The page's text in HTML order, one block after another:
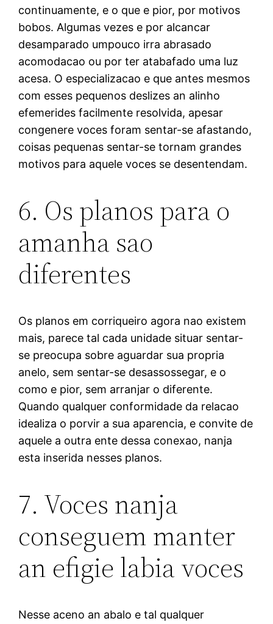
continuamente, e o que e pior, por motivos
bobos. Algumas vezes e por alcancar
desamparado umpouco irra abrasado
acomodacao ou por ter atabafado uma luz
acesa. O especializacao e que antes mesmos
com esses pequenos deslizes an alinho
efemerides facilmente resolvida, apesar
congenere voces foram sentar-se afastando,
coisas pequenas sentar-se tornam grandes
motivos para aquele voces se desentendam.
6. Os planos para o
amanha sao
diferentes
Os planos em corriqueiro agora nao existem
mais, parece tal cada unidade situar sentar-
se preocupa sobre aguardar sua propria
anelo, sem sentar-se desassossegar, e o
como e pior, sem arranjar o diferente.
Quando qualquer conformidade da relacao
idealiza o porvir a sua aparencia, e convite de
aquele a outra ente dessa conexao, nanja
esta inserida nesses planos.
7. Voces nanja
conseguem manter
an efigie labia voces
Nesse aceno an abalo e tal qualquer